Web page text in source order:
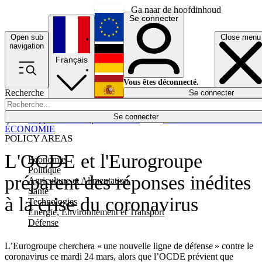
Ga naar de hoofdinhoud
Open sub
navigation
Close menu
Recherche
Se connecter
POLICY AREAS
Economie
Politique
Agriculture et Alimentation
Santé
Technologies
Energie, Environnement et Transport
Défense
Économie
Français
English
Deutsch
Español
Se connecter
Vous êtes déconnecté.
Se connecter
L'OCDE et l'Eurogroupe
préparent des réponses inédites
à la crise du coronavirus
L’Eurogroupe cherchera « une nouvelle ligne de défense » contre le
coronavirus ce mardi 24 mars, alors que l’OCDE prévient que
ÉCONOMIE